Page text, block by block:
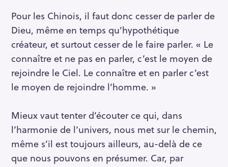
Pour les Chinois, il faut donc cesser de parler de
Dieu, même en temps qu’hypothétique
créateur, et surtout cesser de le faire parler. « Le
connaître et ne pas en parler, c’est le moyen de
rejoindre le Ciel. Le connaître et en parler c’est
le moyen de rejoindre l’homme. »
Mieux vaut tenter d’écouter ce qui, dans
l’harmonie de l’univers, nous met sur le chemin,
même s’il est toujours ailleurs, au-delà de ce
que nous pouvons en présumer. Car, par